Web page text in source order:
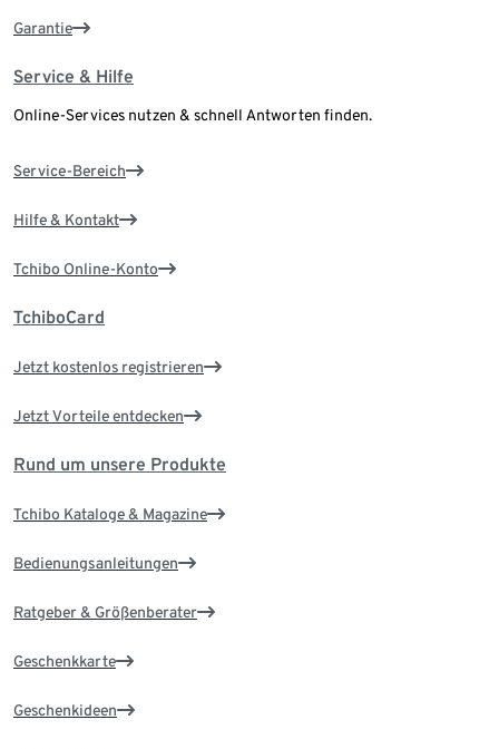
Garantie
Service & Hilfe
Online-Services nutzen & schnell Antworten finden.
Service-Bereich
Hilfe & Kontakt
Tchibo Online-Konto
TchiboCard
Jetzt kostenlos registrieren
Jetzt Vorteile entdecken
Rund um unsere Produkte
Tchibo Kataloge & Magazine
Bedienungsanleitungen
Ratgeber & Größenberater
Geschenkkarte
Geschenkideen